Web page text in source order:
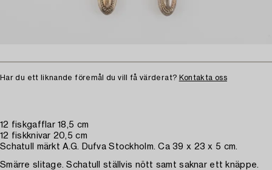
Har du ett liknande föremål du vill få värderat? Kontakta oss
12 fiskgafflar 18,5 cm
12 fiskknivar 20,5 cm
Schatull märkt A.G. Dufva Stockholm. Ca 39 x 23 x 5 cm.
Smärre slitage. Schatull ställvis nött samt saknar ett knäppe.